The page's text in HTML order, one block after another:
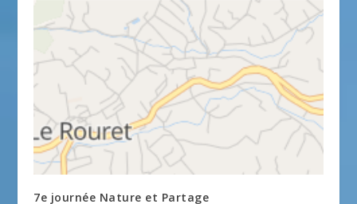
7e journée Nature et Partage